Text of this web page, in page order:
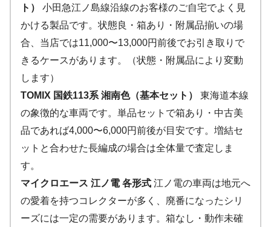
ト）
小田急江ノ島線沿線のお客様のご自宅でよく見
かける製品です。状態良・箱あり・附属品揃いの場
合、当店では11,000〜13,000円前後でお引き取りで
きるケースがあります。（状態・附属品により変動
します）
TOMIX 国鉄113系 湘南色（基本セット）
東海道本線
の象徴的な車両です。単品セットで箱あり・中古美
品であれば4,000〜6,000円前後が目安です。増結セ
ットと合わせた長編成の場合は全体量で査定しま
す。
マイクロエース 江ノ電 各形式 江ノ電の車両は地元へ
の愛着を持つコレクターが多く、廃番になったシリ
ーズには一定の需要があります。箱なし・動作未確